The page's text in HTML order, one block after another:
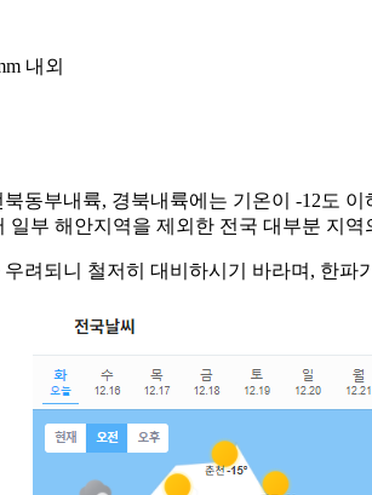
내외
동부내륙, 경북내륙에는 기온이 -12도
부 해안지역을 제외한 전국 대부분 지
려되니 철저히 대비하시기 바라며, 한